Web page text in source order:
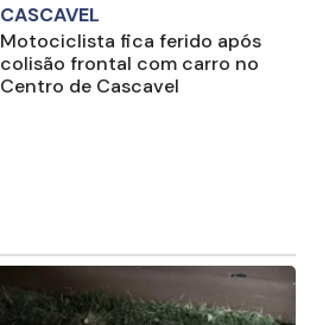
CASCAVEL
Motociclista fica ferido após
colisão frontal com carro no
Centro de Cascavel